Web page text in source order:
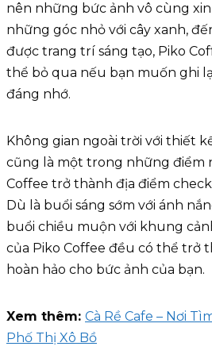
nên những bức ảnh vô cùng
những góc nhỏ với cây xanh,
được trang trí sáng tạo, Piko
thể bỏ qua nếu bạn muốn ghi
đáng nhớ.
Không gian ngoài trời với thiết
cũng là một trong những điểm
Coffee trở thành địa điểm
Dù là buổi sáng sớm với ánh
buổi chiều muộn với khung
của Piko Coffee đều có thể trở
hoàn hảo cho bức ảnh của bạn.
Xem thêm: Cà Rề Cafe – Nơi
Phố Thị Xô Bồ